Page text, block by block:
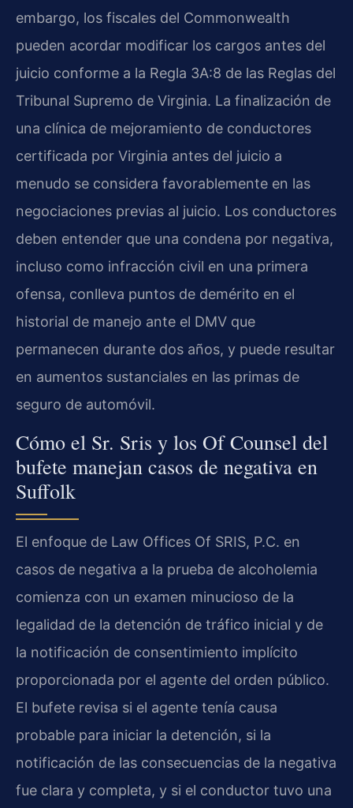
embargo, los fiscales del Commonwealth
pueden acordar modificar los cargos antes del
juicio conforme a la Regla 3A:8 de las Reglas del
Tribunal Supremo de Virginia. La finalización de
una clínica de mejoramiento de conductores
certificada por Virginia antes del juicio a
menudo se considera favorablemente en las
negociaciones previas al juicio. Los conductores
deben entender que una condena por negativa,
incluso como infracción civil en una primera
ofensa, conlleva puntos de demérito en el
historial de manejo ante el DMV que
permanecen durante dos años, y puede resultar
en aumentos sustanciales en las primas de
seguro de automóvil.
Cómo el Sr. Sris y los Of Counsel del
bufete manejan casos de negativa en
Suffolk
El enfoque de Law Offices Of SRIS, P.C. en
casos de negativa a la prueba de alcoholemia
comienza con un examen minucioso de la
legalidad de la detención de tráfico inicial y de
la notificación de consentimiento implícito
proporcionada por el agente del orden público.
El bufete revisa si el agente tenía causa
probable para iniciar la detención, si la
notificación de las consecuencias de la negativa
fue clara y completa, y si el conductor tuvo una